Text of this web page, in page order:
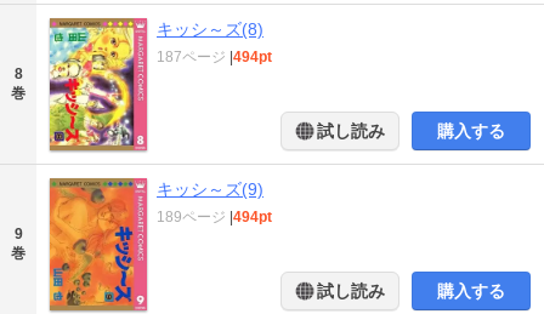
8
巻
キッシ～ズ(8)
187ページ 494pt
試し読み 購入する
9
巻
キッシ～ズ(9)
189ページ 494pt
試し読み 購入する